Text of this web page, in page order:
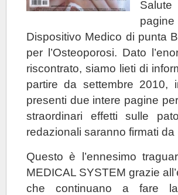
Dispositivo Medico di punta
per l’Osteoporosi. Dato
riscontrato, siamo lieti di
partire da settembre 2010,
presenti due intere pagine
straordinari effetti sulle
redazionali saranno firmati
Questo è l’ennesimo
MEDICAL SYSTEM grazie
che continuano a fare